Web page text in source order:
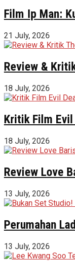
Film Ip Man:
21 July, 2026
Review &
18 July, 2026
Kritik Film Evil
18 July, 2026
Review Love
13 July, 2026
Perumahan
13 July, 2026